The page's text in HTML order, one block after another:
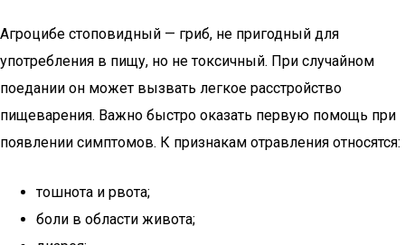
Агроцибе стоповидный — гриб, не пригодный для
употребления в пищу, но не токсичный. При случайном
поедании он может вызвать легкое расстройство
пищеварения. Важно быстро оказать первую помощь при
появлении симптомов. К признакам отравления относятся:
тошнота и рвота;
боли в области живота;